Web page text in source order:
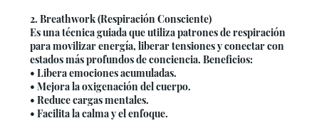
2. Breathwork (Respiración Consciente)
Es una técnica guiada que utiliza patrones de respiración
para movilizar energía, liberar tensiones y conectar con
estados más profundos de conciencia. Beneficios:
• Libera emociones acumuladas.
• Mejora la oxigenación del cuerpo.
• Reduce cargas mentales.
• Facilita la calma y el enfoque.